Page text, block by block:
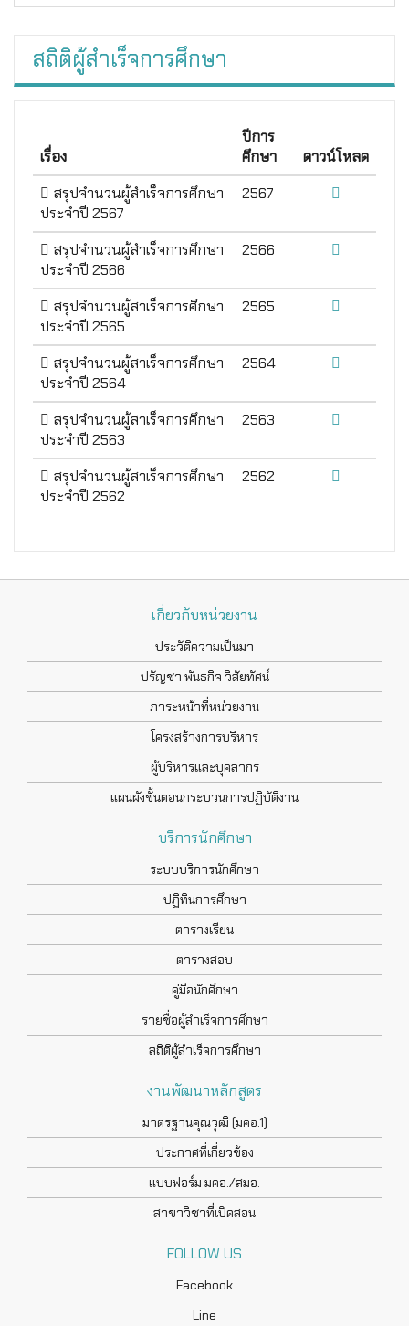
สถิติผู้สำเร็จการศึกษา
เรื่อง
ปีการ
ศึกษา
ดาวน์โหลด
สรุปจำนวนผู้สำเร็จการศึกษา
ประจำปี 2567
2567
สรุปจำนวนผู้สำเร็จการศึกษา
ประจำปี 2566
2566
สรุปจำนวนผู้สาเร็จการศึกษา
ประจำปี 2565
2565
สรุปจำนวนผู้สาเร็จการศึกษา
ประจำปี 2564
2564
สรุปจำนวนผู้สาเร็จการศึกษา
ประจำปี 2563
2563
สรุปจำนวนผู้สาเร็จการศึกษา
ประจำปี 2562
2562
เกี่ยวกับหน่วยงาน
ประวัติความเป็นมา
ปรัญชา พันธกิจ วิสัยทัศน์
ภาระหน้าที่หน่วยงาน
โครงสร้างการบริหาร
ผู้บริหารและบุคลากร
แผนผังขั้นตอนกระบวนการปฏิบัติงาน
บริการนักศึกษา
ระบบบริการนักศึกษา
ปฏิทินการศึกษา
ตารางเรียน
ตารางสอบ
คู่มือนักศึกษา
รายชื่อผู้สำเร็จการศึกษา
สถิติผู้สำเร็จการศึกษา
งานพัฒนาหลักสูตร
มาตรฐานคุณวุฒิ (มคอ.1)
ประกาศที่เกี่ยวข้อง
แบบฟอร์ม มคอ./สมอ.
สาขาวิชาที่เปิดสอน
FOLLOW US
Facebook
Line